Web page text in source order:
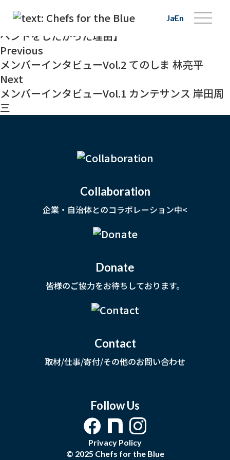
En
Ja
2023.10.25
コラムを更新しました【私が水族館でディナーイ
ベントをしたかった理由】
Previous
メンバーインタビューVol.2 てのしま 林亮平
Next
メンバーインタビューVol.1 カンテサンス 岸田周
三
Collaboration
企業・自治体とのコラボレーション中<
Donate
皆様のご協力をお待ちしております。
Contact
取材/仕事/寄付/その他のお問い合わせ
© 2025 Chefs for the Blue
Follow Us
Privacy Policy